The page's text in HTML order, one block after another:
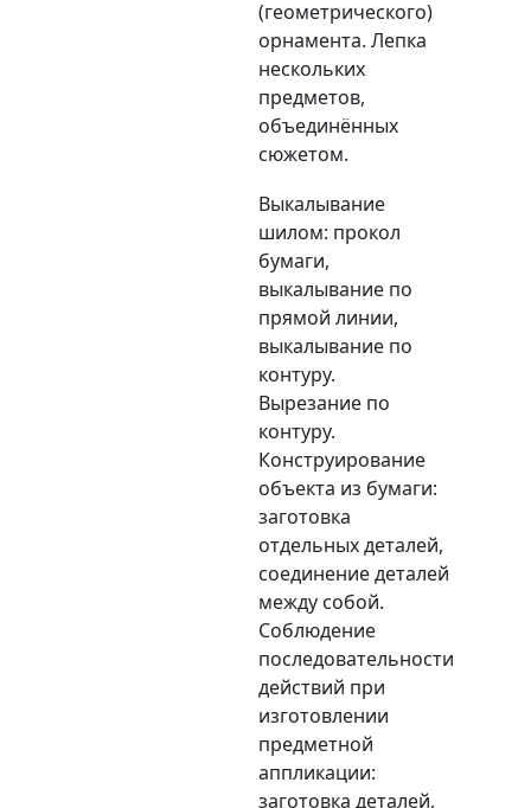
(геометрического)
орнамента. Лепка
нескольких
предметов,
объединённых
сюжетом.
Выкалывание
шилом: прокол
бумаги,
выкалывание по
прямой линии,
выкалывание по
контуру.
Вырезание по
контуру.
Конструирование
объекта из бумаги:
заготовка
отдельных деталей,
соединение деталей
между собой.
Соблюдение
последовательности
действий при
изготовлении
предметной
аппликации:
заготовка деталей,